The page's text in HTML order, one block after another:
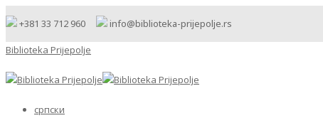
+381 33 712 960 info@biblioteka-prijepolje.rs
Biblioteka Prijepolje
српски